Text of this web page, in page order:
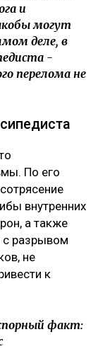
и
могут
деле, в
-
перелома не
По его
внутренних
а также
с разрывом
не
к
факт: